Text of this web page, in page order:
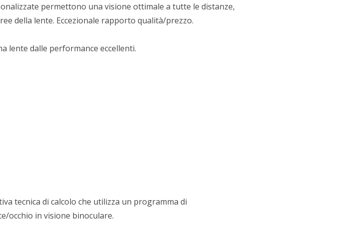
permettono una visione ottimale a tutte le distanze,
della lente. Eccezionale rapporto qualità/prezzo.
lente dalle performance eccellenti.
tecnica di calcolo che utilizza un programma di
occhio in visione binoculare.